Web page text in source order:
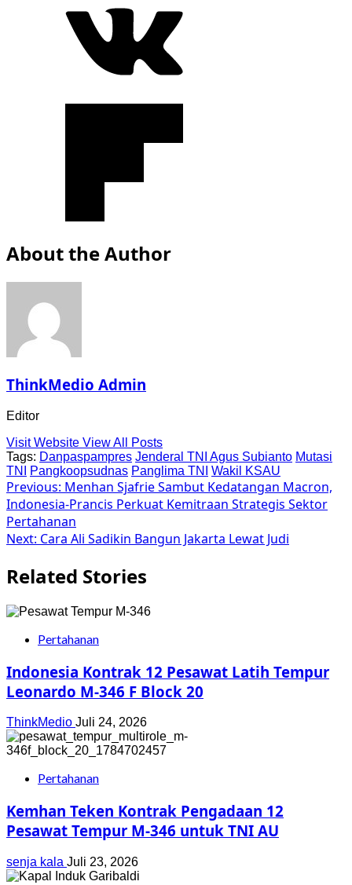
About the Author
ThinkMedio Admin
Editor
Visit Website View All Posts
Tags: Danpaspampres Jenderal TNI Agus Subianto Mutasi
TNI
Pangkoopsudnas Panglima TNI Wakil KSAU
Post
navigation
Previous: Menhan Sjafrie Sambut Kedatangan Macron,
Indonesia-Prancis Perkuat Kemitraan Strategis Sektor
Pertahanan
Next: Cara Ali Sadikin Bangun Jakarta Lewat Judi
Related Stories
Pertahanan
Indonesia Kontrak 12 Pesawat Latih Tempur
Leonardo M-346 F Block 20
ThinkMedio Juli 24, 2026
Pertahanan
Kemhan Teken Kontrak Pengadaan 12
Pesawat Tempur M-346 untuk TNI AU
senja kala Juli 23, 2026